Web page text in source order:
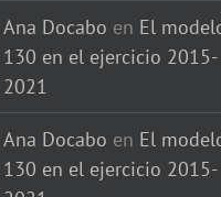
Ana Docabo en El
130 en el ejercicio 2015-
2021
Ana Docabo en El
130 en el ejercicio 2015-